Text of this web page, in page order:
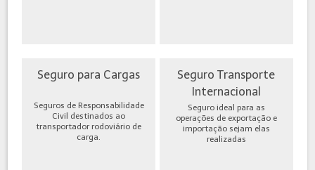
Seguro para Cargas
Seguros de Responsabilidade
Civil destinados ao
transportador rodoviário de
carga.
Seguro Transporte
Internacional
Seguro ideal para as
operações de exportação e
importação sejam elas
realizadas